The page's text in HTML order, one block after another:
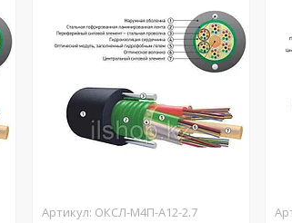
ОКСЛ-М4П-А12-2.7